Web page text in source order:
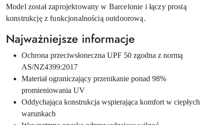
Model został zaprojektowany w Barcelonie i łączy prostą
konstrukcję z funkcjonalnością outdoorową.
Najważniejsze informacje
Ochrona przeciwsłoneczna UPF 50 zgodna z normą
AS/NZ4399:2017
Materiał ograniczający przenikanie ponad 98%
promieniowania UV
Oddychająca konstrukcja wspierająca komfort w ciepłych
warunkach